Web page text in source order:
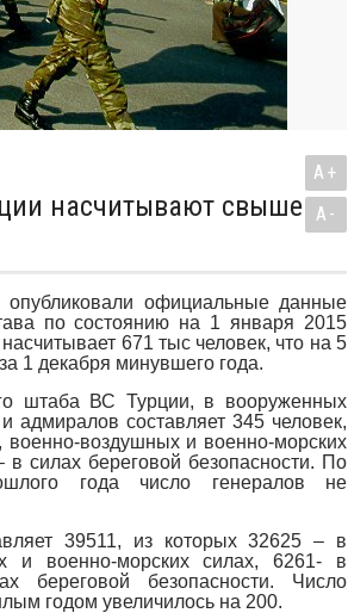
насчитывают свыше
A+
A-
официальные данные
по состоянию на 1 января 2015
671 тыс человек, что на 5
1 декабря минувшего года.
штаба ВС Турции, в вооруженных
адмиралов составляет 345 человек,
военно-воздушных и военно-морских
силах береговой безопасности. По
года число генералов не
39511, из которых 32625 – в
и военно-морских силах, 6261- в
безопасности. Число
годом увеличилось на 200.